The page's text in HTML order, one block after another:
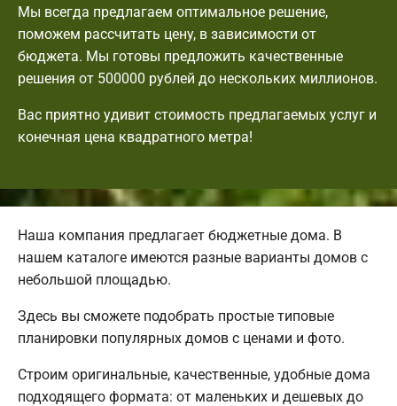
Мы всегда предлагаем оптимальное решение,
поможем рассчитать цену, в зависимости от
бюджета. Мы готовы предложить качественные
решения от 500000 рублей до нескольких миллионов.
Вас приятно удивит стоимость предлагаемых услуг и
конечная цена квадратного метра!
Наша компания предлагает бюджетные дома. В
нашем каталоге имеются разные варианты домов с
небольшой площадью.
Здесь вы сможете подобрать простые типовые
планировки популярных домов с ценами и фото.
Строим оригинальные, качественные, удобные дома
подходящего формата: от маленьких и дешевых до